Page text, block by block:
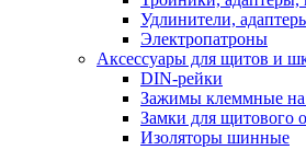
Удлинители,
Электропатроны
Аксессуары для щитов и
DIN-рейки
Зажимы клеммные
Замки для щитового
Изоляторы шинные